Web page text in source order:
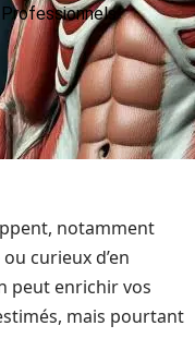
Professionnels
notamment
curieux d’en
peut enrichir vos
mais pourtant